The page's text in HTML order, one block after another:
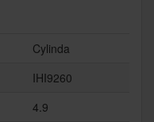
Cylinda
IHI9260
4.9